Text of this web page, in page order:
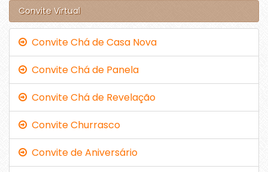
Convite Virtual
Convite Chá de Casa Nova
Convite Chá de Panela
Convite Chá de Revelação
Convite Churrasco
Convite de Aniversário